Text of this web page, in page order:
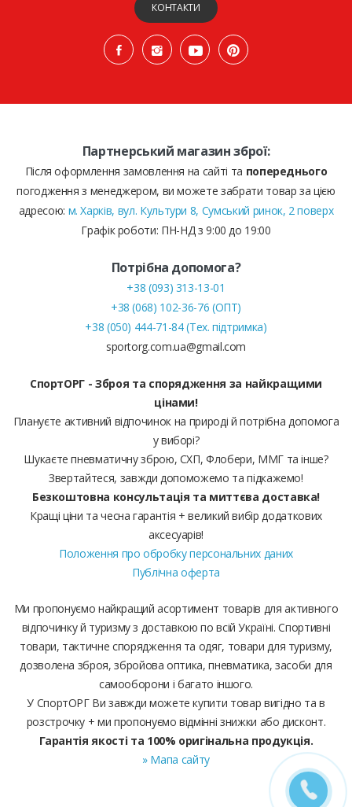
КОНТАКТИ
Партнерський магазин зброї:
Після оформлення замовлення на сайті та попереднього
погодження з менеджером, ви можете забрати товар за цією
адресою: м. Харків, вул. Культури 8, Сумський ринок, 2 поверх
Графік роботи: ПН-НД з 9:00 до 19:00
Потрібна допомога?
+38 (093) 313-13-01
+38 (068) 102-36-76 (ОПТ)
+38 (050) 444-71-84 (Тех. підтримка)
sportorg.com.ua@gmail.com
СпортОРГ - Зброя та спорядження за найкращими
цінами!
Плануєте активний відпочинок на природі й потрібна допомога
у виборі?
Шукаєте пневматичну зброю, СХП, Флобери, ММГ та інше?
Звертайтеся, завжди допоможемо та підкажемо!
Безкоштовна консультація та миттєва доставка!
Кращі ціни та чесна гарантія + великий вибір додаткових
аксесуарів!
Положення про обробку персональних даних
Публічна оферта
Ми пропонуємо найкращий асортимент товарів для активного
відпочинку й туризму з доставкою по всій Україні. Спортивні
товари, тактичне спорядження та одяг, товари для туризму,
дозволена зброя, збройова оптика, пневматика, засоби для
самооборони і багато іншого.
У СпортОРГ Ви завжди можете купити товар вигідно та в
розстрочку + ми пропонуємо відмінні знижки або дисконт.
Гарантія якості та 100% оригінальна продукція.
» Мапа сайту